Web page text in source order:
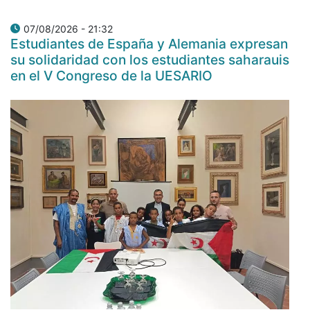
07/08/2026 - 21:32
Estudiantes de España y Alemania expresan
su solidaridad con los estudiantes saharauis
en el V Congreso de la UESARIO